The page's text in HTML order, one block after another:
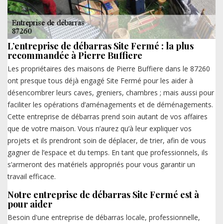
L’entreprise de débarras Site Fermé : la plus
recommandée à Pierre Buffiere
Les propriétaires des maisons de Pierre Buffiere dans le 87260
ont presque tous déjà engagé Site Fermé pour les aider à
désencombrer leurs caves, greniers, chambres ; mais aussi pour
faciliter les opérations d’aménagements et de déménagements.
Cette entreprise de débarras prend soin autant de vos affaires
que de votre maison. Vous n’aurez qu’à leur expliquer vos
projets et ils prendront soin de déplacer, de trier, afin de vous
gagner de l’espace et du temps. En tant que professionnels, ils
s’armeront des matériels appropriés pour vous garantir un
travail efficace.
Notre entreprise de débarras Site Fermé est à
pour aider
Besoin d'une entreprise de débarras locale, professionnelle,